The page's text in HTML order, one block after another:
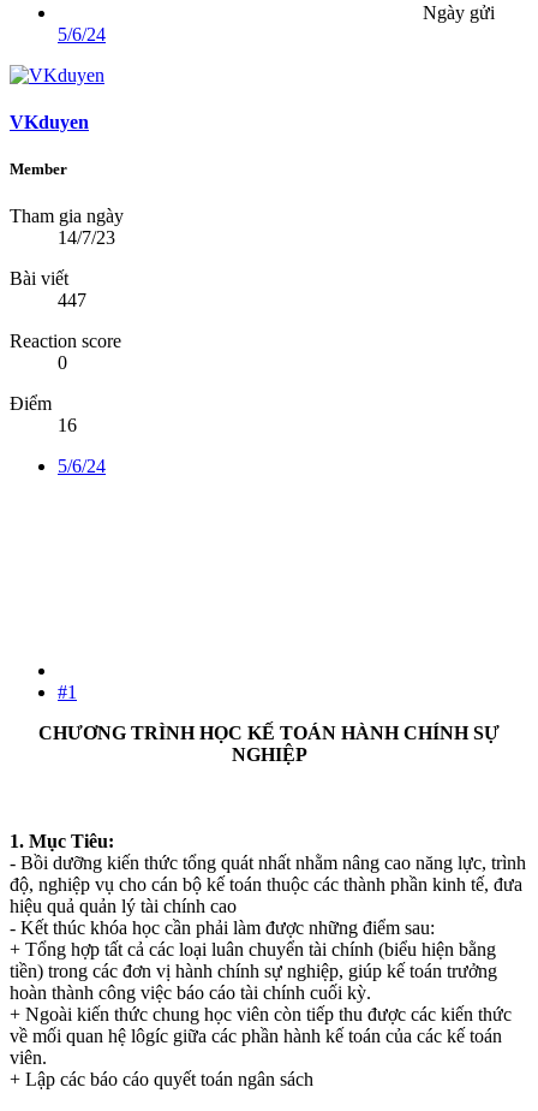
Ngày gửi
5/6/24
VKduyen
Member
Tham gia ngày
14/7/23
Bài viết
447
Reaction score
0
Điểm
16
5/6/24
#1
CHƯƠNG TRÌNH HỌC KẾ TOÁN HÀNH CHÍNH SỰ
NGHIỆP
1. Mục Tiêu:
- Bồi dưỡng kiến thức tổng quát nhất nhằm nâng cao năng lực, trình
độ, nghiệp vụ cho cán bộ kế toán thuộc các thành phần kinh tế, đưa
hiệu quả quản lý tài chính cao
- Kết thúc khóa học cần phải làm được những điểm sau:
+ Tổng hợp tất cả các loại luân chuyển tài chính (biểu hiện bằng
tiền) trong các đơn vị hành chính sự nghiệp, giúp kế toán trưởng
hoàn thành công việc báo cáo tài chính cuối kỳ.
+ Ngoài kiến thức chung học viên còn tiếp thu được các kiến thức
về mối quan hệ lôgíc giữa các phần hành kế toán của các kế toán
viên.
+ Lập các báo cáo quyết toán ngân sách